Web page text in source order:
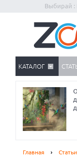
Выбирай :
КАТАЛОГ
Главная Статьи